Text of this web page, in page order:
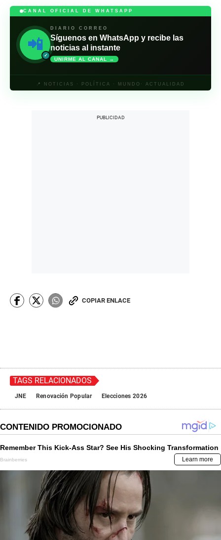
CANAL OFICIAL DE WHATSAPP
📲
✓
DIARIO CORREO
Síguenos en WhatsApp y recibe las
noticias al instante
UNIRME AL CANAL →
📍 NOTICIAS · POLÍTICA · MUNDO· ACTUALIDAD
COPIAR ENLACE
TAGS RELACIONADOS
JNE Renovación Popular Elecciones 2026